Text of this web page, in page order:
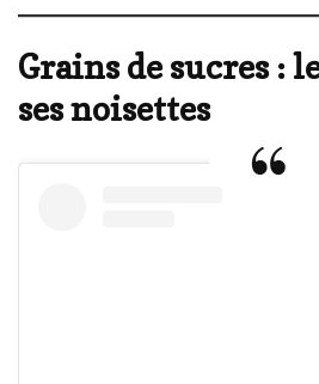
Grains de sucres :
ses noisettes